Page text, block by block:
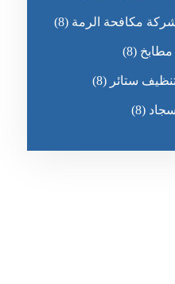
مكافحة الرمة (8)
(8)
ستائر (8)
(8)